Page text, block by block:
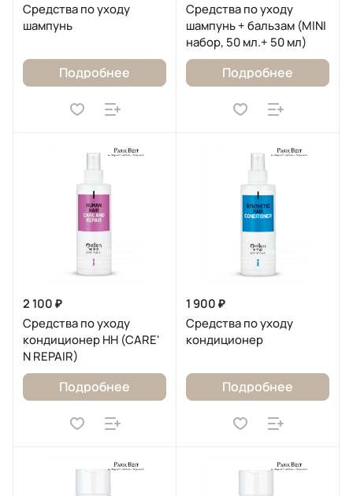
Средства по уходу
шампунь
Подробнее
Средства по уходу
шампунь + бальзам (MINI
набор, 50 мл.+ 50 мл)
Подробнее
2 100 ₽
Средства по уходу
кондиционер HH (CARE'
N REPAIR)
Подробнее
1 900 ₽
Средства по уходу
кондиционер
Подробнее